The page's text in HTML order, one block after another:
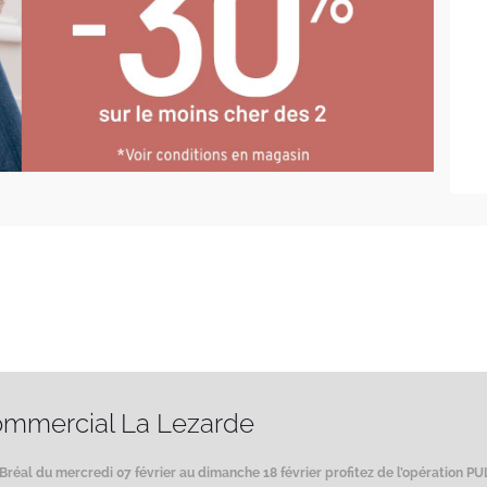
La Lezarde
du mercredi 07 février au dimanche 18 février profitez de l’opération